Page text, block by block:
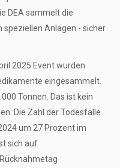
DEA sammelt die
speziellen Anlagen - sicher
2025 Event wurden
eingesammelt.
Tonnen. Das ist kein
Die Zahl der Todesfälle
um 27 Prozent im
sich auf